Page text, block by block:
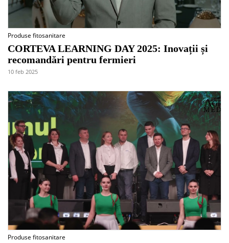
Produse fitosanitare
CORTEVA LEARNING DAY 2025: Inovații și
recomandări pentru fermieri
10 feb 2025
Produse fitosanitare